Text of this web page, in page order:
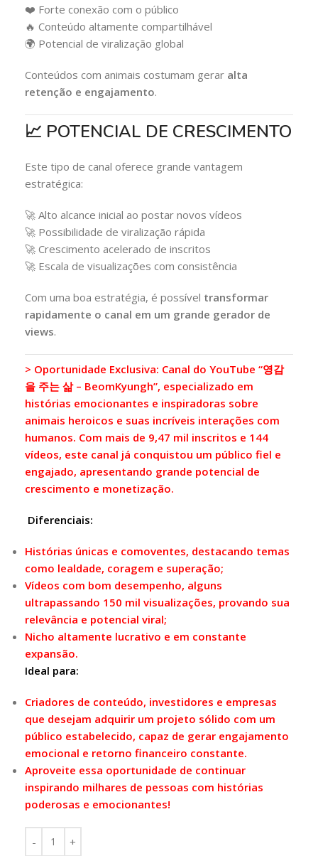
❤️ Forte conexão com o público
🔥 Conteúdo altamente compartilhável
🌍 Potencial de viralização global
Conteúdos com animais costumam gerar alta
retenção e engajamento.
📈 POTENCIAL DE CRESCIMENTO
Este tipo de canal oferece grande vantagem
estratégica:
🚀 Alto alcance inicial ao postar novos vídeos
🚀 Possibilidade de viralização rápida
🚀 Crescimento acelerado de inscritos
🚀 Escala de visualizações com consistência
Com uma boa estratégia, é possível transformar
rapidamente o canal em um grande gerador de
views.
> Oportunidade Exclusiva: Canal do YouTube “영감
을 주는 삶 – BeomKyungh”, especializado em
histórias emocionantes e inspiradoras sobre
animais heroicos e suas incríveis interações com
humanos. Com mais de 9,47 mil inscritos e 144
vídeos, este canal já conquistou um público fiel e
engajado, apresentando grande potencial de
crescimento e monetização.
Diferenciais:
Histórias únicas e comoventes, destacando temas
como lealdade, coragem e superação;
Vídeos com bom desempenho, alguns
ultrapassando 150 mil visualizações, provando sua
relevância e potencial viral;
Nicho altamente lucrativo e em constante
expansão.
Ideal para:
Criadores de conteúdo, investidores e empresas
que desejam adquirir um projeto sólido com um
público estabelecido, capaz de gerar engajamento
emocional e retorno financeiro constante.
Aproveite essa oportunidade de continuar
inspirando milhares de pessoas com histórias
poderosas e emocionantes!